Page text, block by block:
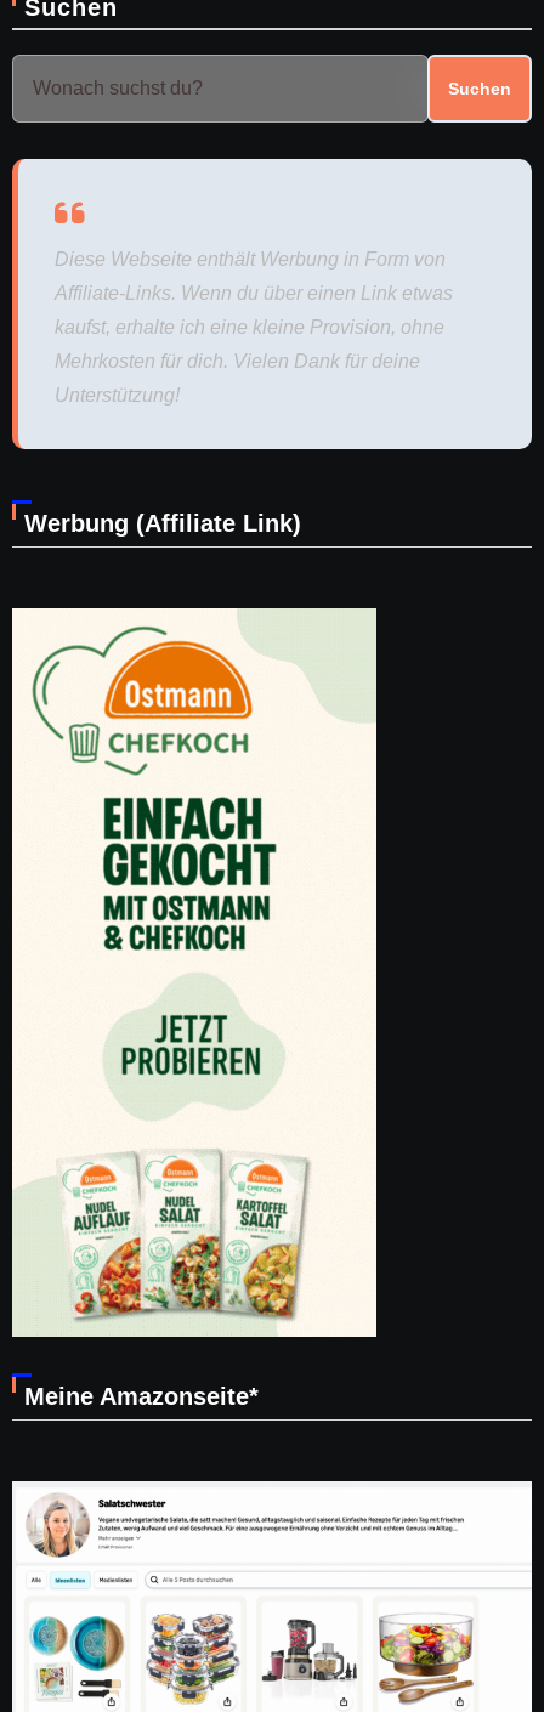
Suchen
Suchen
Diese Webseite enthält Werbung in Form von
Affiliate-Links. Wenn du über einen Link etwas
kaufst, erhalte ich eine kleine Provision, ohne
Mehrkosten für dich. Vielen Dank für deine
Unterstützung!
Werbung (Affiliate Link)
Meine Amazonseite*